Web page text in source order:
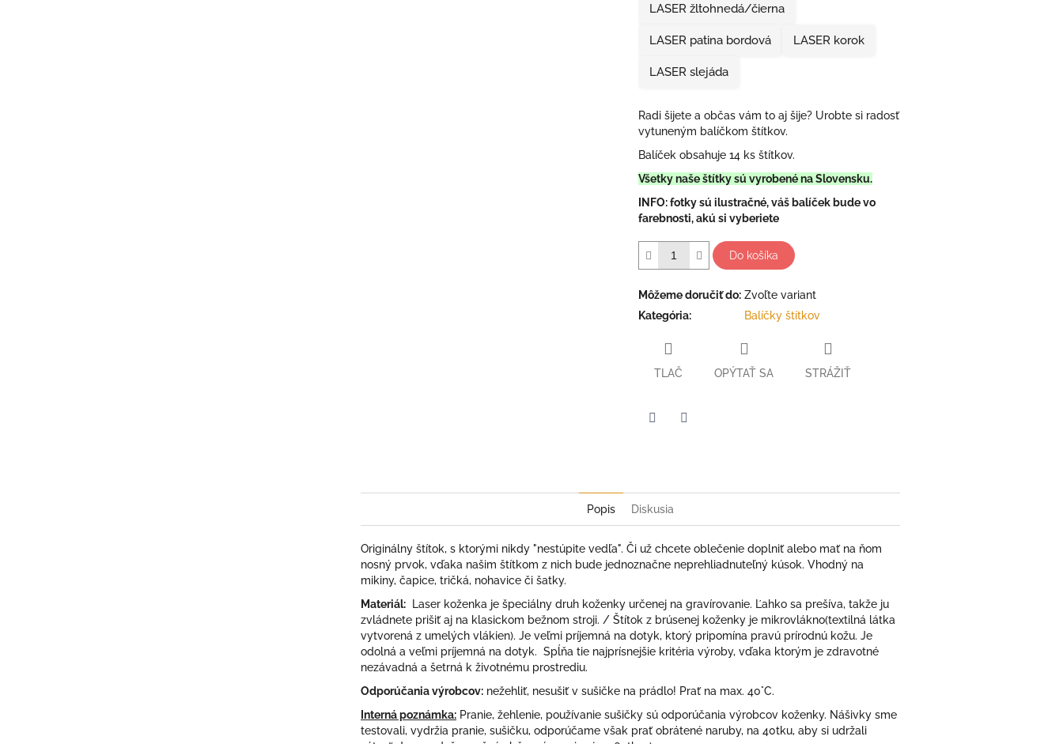
LASER žltohnedá/čierna
LASER patina bordová LASER korok
LASER slejáda
Radi šijete a občas vám to aj šije? Urobte si radosť
vytuneným balíčkom štítkov.
Balíček obsahuje 14 ks štítkov.
Všetky naše štítky sú vyrobené na Slovensku.
INFO: fotky sú ilustračné, váš balíček bude vo
farebnosti, akú si vyberiete
Do košíka
Môžeme doručiť do: Zvoľte variant
Kategória: Balíčky štítkov
TLAČ OPÝTAŤ SA STRÁŽIŤ
Popis Diskusia
Originálny štítok, s ktorými nikdy "nestúpite vedľa". Či už chcete oblečenie doplniť alebo mať na ňom
nosný prvok, vďaka našim štítkom z nich bude jednoznačne neprehliadnuteľný kúsok. Vhodný na
mikiny, čapice, tričká, nohavice či šatky.
Materiál: Laser koženka je špeciálny druh koženky určenej na gravírovanie. Ľahko sa prešíva, takže ju
zvládnete prišiť aj na klasickom bežnom stroji. / Štítok z brúsenej koženky je mikrovlákno(textilná látka
vytvorená z umelých vlákien). Je veľmi príjemná na dotyk, ktorý pripomína pravú prírodnú kožu. Je
odolná a veľmi príjemná na dotyk. Spĺňa tie najprísnejšie kritéria výroby, vďaka ktorým je zdravotné
nezávadná a šetrná k životnému prostrediu.
Odporúčania výrobcov: nežehliť, nesušiť v sušičke na prádlo! Prať na max. 40°C.
Interná poznámka: Pranie, žehlenie, používanie sušičky sú odporúčania výrobcov koženky. Nášivky sme
testovali, vydržia pranie, sušičku, odporúčame však prať obrátené naruby, na 40tku, aby si udržali